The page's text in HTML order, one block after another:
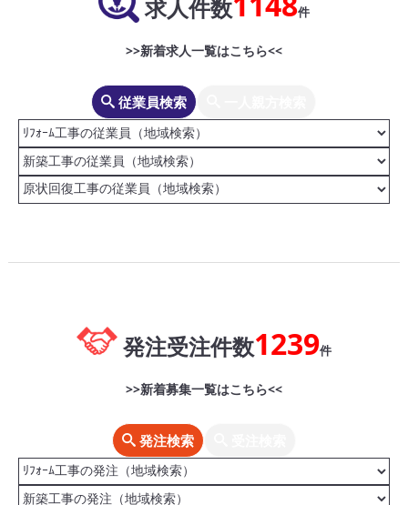
求人件数 件
>>新着求人一覧はこちら<<
従業員検索
発注受注件数1239件
>>新着募集一覧はこちら<<
発注検索